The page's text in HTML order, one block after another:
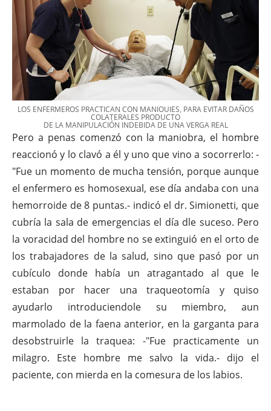
LOS ENFERMEROS PRACTICAN CON MANIQUIES, PARA EVITAR DAÑOS
COLATERALES PRODUCTO
DE LA MANIPULACIÓN INDEBIDA DE UNA VERGA REAL
Pero a penas comenzó con la maniobra, el hombre
reaccionó y lo clavó a él y uno que vino a socorrerlo: -
"Fue un momento de mucha tensión, porque aunque
el enfermero es homosexual, ese día andaba con una
hemorroide de 8 puntas.- indicó el dr. Simionetti, que
cubría la sala de emergencias el día dle suceso. Pero
la voracidad del hombre no se extinguió en el orto de
los trabajadores de la salud, sino que pasó por un
cubículo donde había un atragantado al que le
estaban por hacer una traqueotomía y quiso
ayudarlo introduciendole su miembro, aun
marmolado de la faena anterior, en la garganta para
desobstruirle la traquea: -"Fue practicamente un
milagro. Este hombre me salvo la vida.- dijo el
paciente, con mierda en la comesura de los labios.